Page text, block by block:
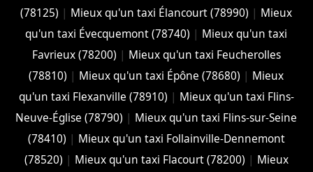
(78125) | Mieux qu'un taxi Élancourt (78990) | Mieux
qu'un taxi Évecquemont (78740) | Mieux qu'un taxi
Favrieux (78200) | Mieux qu'un taxi Feucherolles
(78810) | Mieux qu'un taxi Épône (78680) | Mieux
qu'un taxi Flexanville (78910) | Mieux qu'un taxi Flins-
Neuve-Église (78790) | Mieux qu'un taxi Flins-sur-Seine
(78410) | Mieux qu'un taxi Follainville-Dennemont
(78520) | Mieux qu'un taxi Flacourt (78200) | Mieux